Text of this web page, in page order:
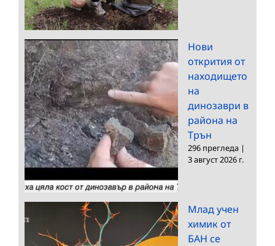
Нови
открития от
находището
на
динозаври в
района на
Трън
296 прегледа |
3 август 2026 г.
Млад учен
химик от
БАН се